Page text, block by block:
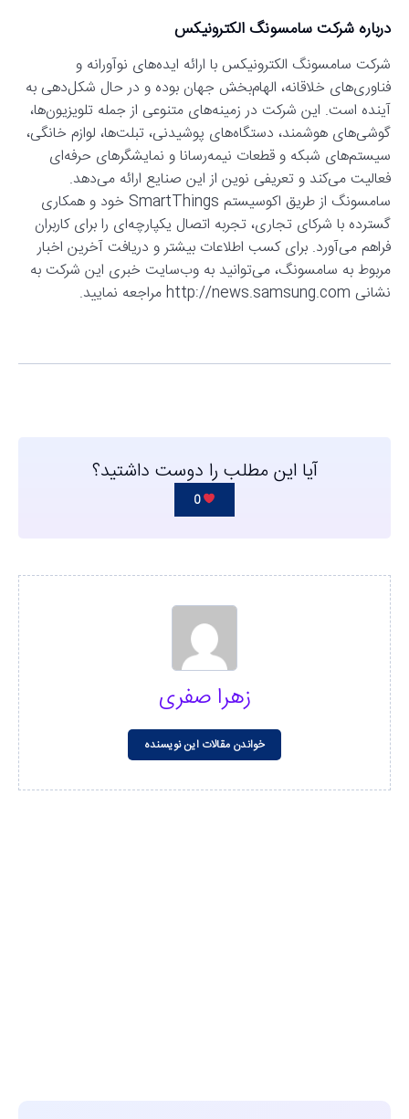
درباره شرکت سامسونگ الکترونیکس
شرکت سامسونگ الکترونیکس با ارائه ایده‌های نوآورانه و
فناوری‌های خلاقانه، الهام‌بخش جهان بوده و در حال شکل‌دهی به
آینده است. این شرکت در زمینه‌های متنوعی از جمله تلویزیون‌ها،
گوشی‌های هوشمند، دستگاه‌های پوشیدنی، تبلت‌ها، لوازم خانگی،
سیستم‌های شبکه و قطعات نیمه‌رسانا و نمایشگرهای حرفه‌ای
فعالیت می‌کند و تعریفی نوین از این صنایع ارائه می‌دهد.
سامسونگ از طریق اکوسیستم SmartThings خود و همکاری
گسترده با شرکای تجاری، تجربه اتصال یکپارچه‌ای را برای کاربران
فراهم می‌آورد. برای کسب اطلاعات بیشتر و دریافت آخرین اخبار
مربوط به سامسونگ، می‌توانید به وب‌سایت خبری این شرکت به
نشانی http://news.samsung.com مراجعه نمایید.
آیا این مطلب را دوست داشتید؟
0
زهرا صفری
خواندن مقالات این نویسنده